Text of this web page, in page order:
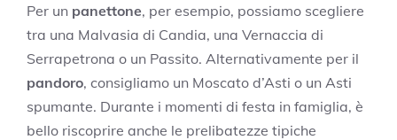
Per un panettone, per esempio, possiamo scegliere
tra una Malvasia di Candia, una Vernaccia di
Serrapetrona o un Passito. Alternativamente per il
pandoro, consigliamo un Moscato d’Asti o un Asti
spumante. Durante i momenti di festa in famiglia, è
bello riscoprire anche le prelibatezze tipiche